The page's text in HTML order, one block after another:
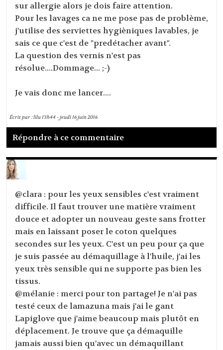
sur allergie alors je dois faire attention.
Pour les lavages ca ne me pose pas de problème,
j'utilise des serviettes hygièniques lavables, je
sais ce que c'est de "predétacher avant".
La question des vernis n'est pas
résolue....Dommage... ;-)
Je vais donc me lancer....
Écrit par :lilu13h44-jeudi 16juin 2016
Répondre à ce commentaire
@clara : pour les yeux sensibles c'est vraiment
difficile. Il faut trouver une matière vraiment
douce et adopter un nouveau geste sans frotter
mais en laissant poser le coton quelques
secondes sur les yeux. C'est un peu pour ça que
je suis passée au démaquillage à l'huile, j'ai les
yeux très sensible qui ne supporte pas bien les
tissus.
@mélanie : merci pour ton partage! Je n'ai pas
testé ceux de lamazuna mais j'ai le gant
Lapiglove que j'aime beaucoup mais plutôt en
déplacement. Je trouve que ça démaquille
jamais aussi bien qu'avec un démaquillant